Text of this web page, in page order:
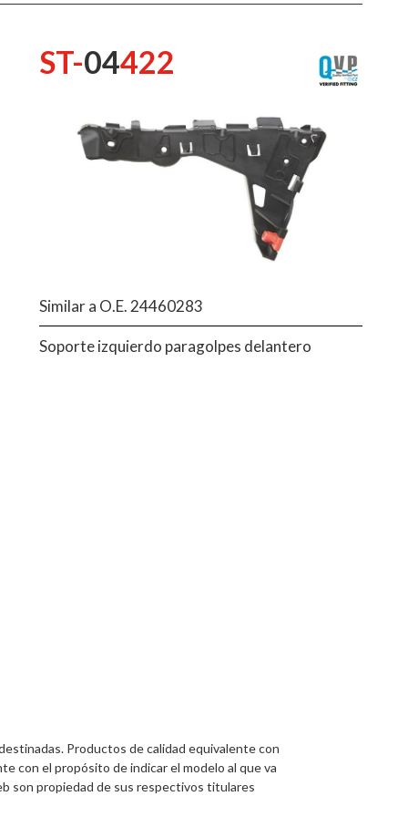
ST-04422
Similar a O.E. 24460283
Soporte izquierdo paragolpes delantero
Productos de calidad equivalente con
con el propósito de indicar el modelo al que va
son propiedad de sus respectivos titulares